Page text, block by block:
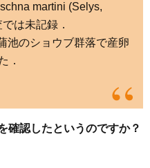
martini (Selys,
は未記録．
池のショウブ群落で産卵
．
認したというのですか？